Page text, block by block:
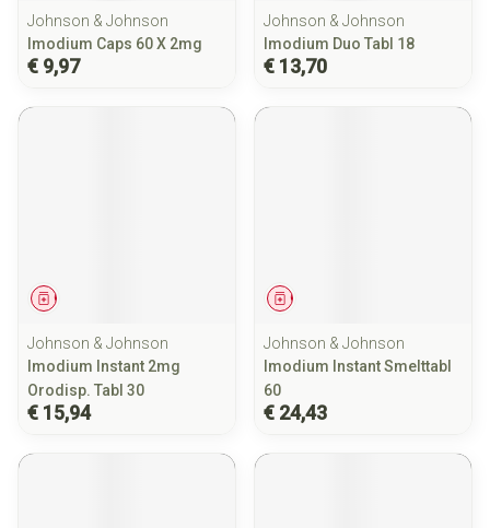
Johnson & Johnson
Imodium Caps 60 X 2mg
€ 9,97
Johnson & Johnson
Imodium Duo Tabl 18
€ 13,70
Geneesmiddel
Johnson & Johnson
Imodium Instant 2mg
Orodisp. Tabl 30
€ 15,94
Geneesmiddel
Johnson & Johnson
Imodium Instant Smelttabl
60
€ 24,43